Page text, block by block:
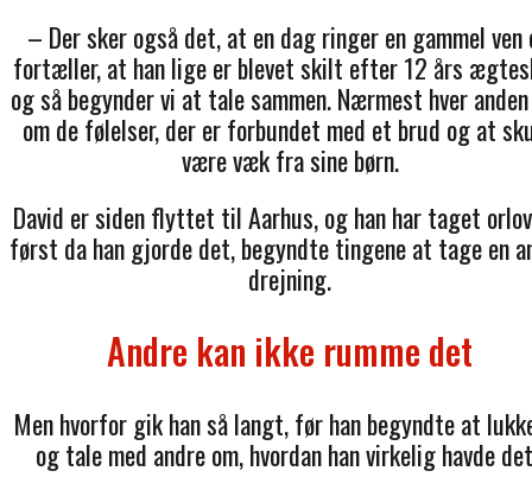
– Der sker også det, at en dag ringer en gammel ven
fortæller, at han lige er blevet skilt efter 12 års
og så begynder vi at tale sammen. Nærmest hver
om de følelser, der er forbundet med et brud og at
være væk fra sine børn.
David er siden flyttet til Aarhus, og han har taget
først da han gjorde det, begyndte tingene at tage en
drejning.
Andre kan ikke rumme det
Men hvorfor gik han så langt, før han begyndte at
og tale med andre om, hvordan han virkelig havde